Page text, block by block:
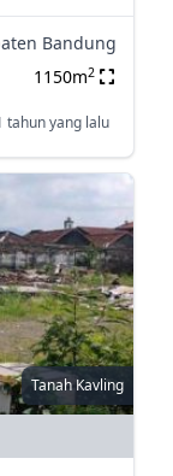
Bandung
1150m2
tahun yang lalu
Tanah Kavling